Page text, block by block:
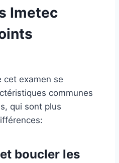
Imetec
cet examen se
communes
qui sont plus
boucler les